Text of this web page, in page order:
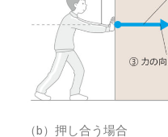
（b）押し合う場合